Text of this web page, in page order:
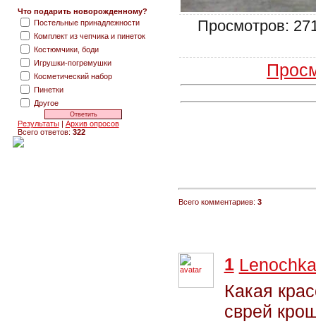
Что подарить новорожденному?
Постельные принадлежности
Комплект из чепчика и пинеток
Костюмчики, боди
Игрушки-погремушки
Косметический набор
Пинетки
Другое
Результаты| Архив опросов
Всего ответов: 322
Просмотров:
Всего комментариев: 3
1
Какая
сврей